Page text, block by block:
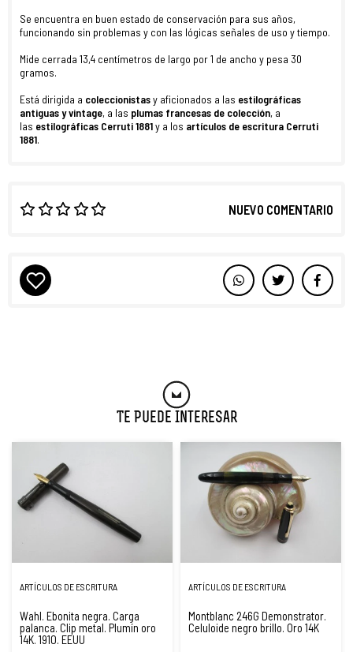
Se encuentra en buen estado de conservación para sus años,
funcionando sin problemas y con las lógicas señales de uso y tiempo.
Mide cerrada 13,4 centímetros de largo por 1 de ancho y pesa 30
gramos.
Está dirigida a coleccionistasy aficionados a las estilográficas
antiguas y vintage, a las plumas francesas de colección, a
las estilográficas Cerruti 1881y a los artículos de escritura Cerruti
1881.
NUEVO COMENTARIO
Te Puede Interesar
ARTÍCULOS DE ESCRITURA
Wahl. Ebonita negra. Carga
palanca. Clip metal. Plumín oro
14K. 1910. EEUU
ARTÍCULOS DE ESCRITURA
Montblanc 246G Demonstrator.
Celuloide negro brillo. Oro 14K